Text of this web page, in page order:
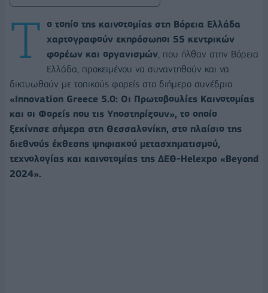
Τ
ο τοπίο της καινοτομίας στη Βόρεια Ελλάδα
χαρτογραφούν εκπρόσωποι 55 κεντρικών
φορέων και οργανισμών , που ήλθαν στην Βόρεια
Ελλάδα, προκειμένου να συναντηθούν και να
δικτυωθούν με τοπικούς φορείς στο διήμερο συνέδριο
«Innovation Greece 5.0: Οι Πρωτοβουλίες Καινοτομίας
και οι Φορείς που τις Υποστηρίζουν», το οποίο
ξεκίνησε σήμερα στη Θεσσαλονίκη, στο πλαίσιο της
διεθνούς έκθεσης ψηφιακού μετασχηματισμού,
τεχνολογίας και καινοτομίας της ΔΕΘ-Helexpo «Beyond
2024».